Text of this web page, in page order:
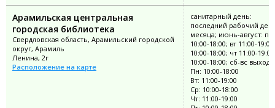
Арамильская центральная
городская библиотека
Свердловская область, Арамильский городской
округ, Арамиль
Ленина, 2г
Расположение на карте
санитарный день:
последний рабочий
месяца; июнь-август: пн
10:00-18:00; вт 11:00-
10:00-18:00; чт 11:00-
10:00-18:00; сб-вс
Пн: 10:00-18:00
Вт: 11:00-19:00
Ср: 10:00-18:00
Чт: 11:00-19:00